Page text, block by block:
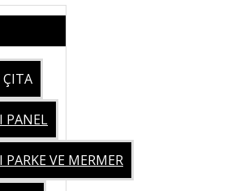
ÇITA
PANEL
PARKE VE MERMER